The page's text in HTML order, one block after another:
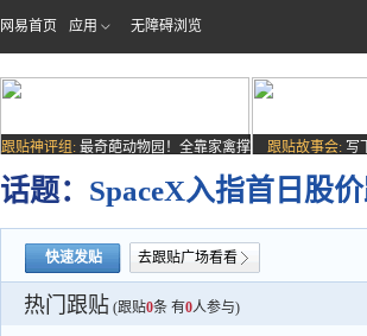
网易首页 应用 无障碍浏览
跟贴神评组: 最奇葩动物园！全靠家禽撑
跟贴故事会: 写
话题： SpaceX入指首日股
快速发贴 去跟贴广场看看
热门跟贴 (跟贴0条 有0人参与)